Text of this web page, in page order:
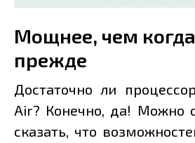
Мощнее, чем
прежде
Достаточно ли
Air? Конечно, да! Можно
сказать, что